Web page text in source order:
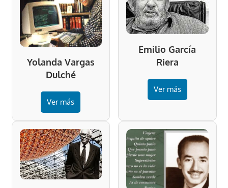
Yolanda Vargas
Dulché
Ver más
Emilio García
Riera
Ver más